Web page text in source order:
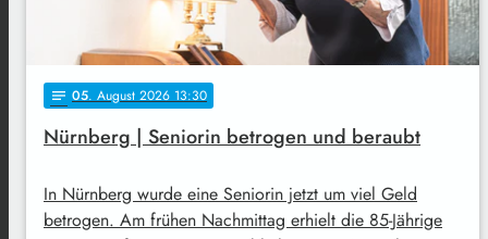
notes 05. August 2026 13:30
Nürnberg | Seniorin betrogen und beraubt
In Nürnberg wurde eine Seniorin jetzt um viel Geld
betrogen. Am frühen Nachmittag erhielt die 85-Jährige